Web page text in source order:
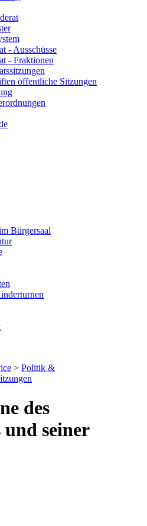
- Ausschüsse
- Fraktionen
öffentliche Sitzungen
Bürgersaal
> Politik &
des
seiner